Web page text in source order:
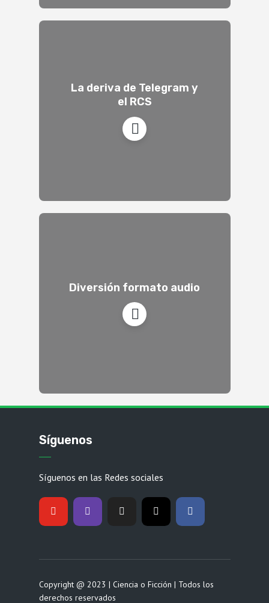
La deriva de Telegram y
el RCS
Diversión formato audio
Síguenos
Síguenos en las Redes sociales
Copyright @ 2023 | Ciencia o Ficción | Todos los
derechos reservados